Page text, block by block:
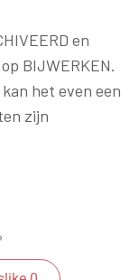
en
BIJWERKEN.
het even een
zijn